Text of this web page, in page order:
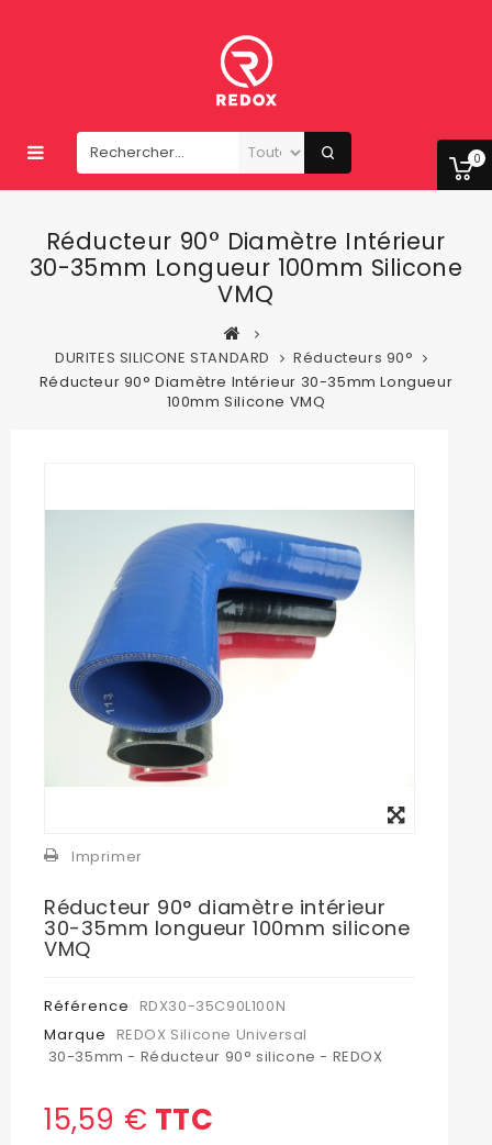
0
Réducteur 90° Diamètre Intérieur
30-35mm Longueur 100mm Silicone
VMQ
DURITES SILICONE STANDARD
Réducteurs 90°
Réducteur 90° Diamètre Intérieur 30-35mm Longueur
100mm Silicone VMQ
Imprimer
Réducteur 90° diamètre intérieur
30-35mm longueur 100mm silicone
VMQ
Référence
RDX30-35C90L100N
Marque
REDOX Silicone Universal
30-35mm - Réducteur 90° silicone - REDOX
15,59 € TTC